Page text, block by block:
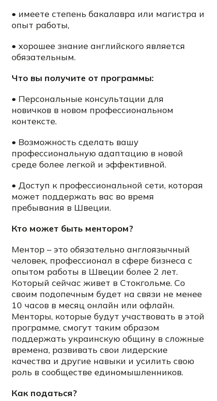
• имеете степень бакалавра или магистра и
опыт работы,
• хорошее знание английского является
обязательным.
Что вы получите от программы:
• Персональные консультации для
новичков в новом профессиональном
контексте.
• Возможность сделать вашу
профессиональную адаптацию в новой
среде более легкой и эффективной.
• Доступ к профессиональной сети, которая
может поддержать вас во время
пребывания в Швеции.
Кто может быть ментором?
Ментор – это обязательно англоязычный
человек, профессионал в сфере бизнеса с
опытом работы в Швеции более 2 лет.
Который сейчас живет в Стокгольме. Со
своим подопечным будет на связи не менее
10 часов в месяц онлайн или офлайн.
Менторы, которые будут участвовать в этой
программе, смогут таким образом
поддержать украинскую общину в сложные
времена, развивать свои лидерские
качества и другие навыки и усилить свою
роль в сообществе единомышленников.
Как податься?